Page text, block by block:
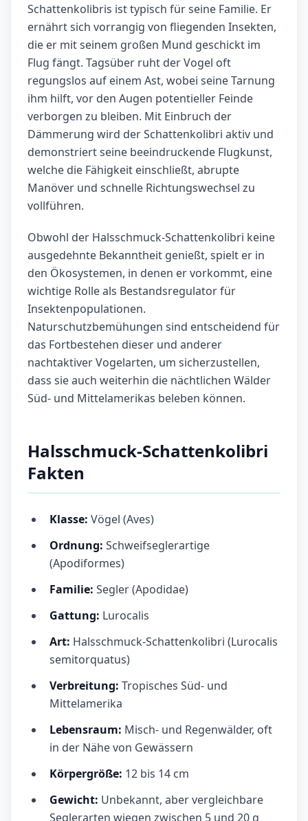
Schattenkolibris ist typisch für seine Familie. Er
ernährt sich vorrangig von fliegenden Insekten,
die er mit seinem großen Mund geschickt im
Flug fängt. Tagsüber ruht der Vogel oft
regungslos auf einem Ast, wobei seine Tarnung
ihm hilft, vor den Augen potentieller Feinde
verborgen zu bleiben. Mit Einbruch der
Dämmerung wird der Schattenkolibri aktiv und
demonstriert seine beeindruckende Flugkunst,
welche die Fähigkeit einschließt, abrupte
Manöver und schnelle Richtungswechsel zu
vollführen.
Obwohl der Halsschmuck-Schattenkolibri keine
ausgedehnte Bekanntheit genießt, spielt er in
den Ökosystemen, in denen er vorkommt, eine
wichtige Rolle als Bestandsregulator für
Insektenpopulationen.
Naturschutzbemühungen sind entscheidend für
das Fortbestehen dieser und anderer
nachtaktiver Vogelarten, um sicherzustellen,
dass sie auch weiterhin die nächtlichen Wälder
Süd- und Mittelamerikas beleben können.
Halsschmuck-Schattenkolibri
Fakten
Klasse: Vögel (Aves)
Ordnung: Schweifseglerartige
(Apodiformes)
Familie: Segler (Apodidae)
Gattung: Lurocalis
Art: Halsschmuck-Schattenkolibri (Lurocalis
semitorquatus)
Verbreitung: Tropisches Süd- und
Mittelamerika
Lebensraum: Misch- und Regenwälder, oft
in der Nähe von Gewässern
Körpergröße: 12 bis 14 cm
Gewicht: Unbekannt, aber vergleichbare
Seglerarten wiegen zwischen 5 und 20 g